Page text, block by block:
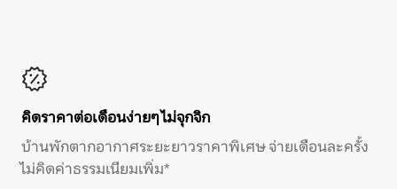
คิดราคาต่อเดือนง่ายๆ ไม่จุกจิก
บ้านพักตากอากาศระยะยาวราคาพิเศษ จ่ายเดือนละครั้ง
ไม่คิดค่าธรรมเนียมเพิ่ม*